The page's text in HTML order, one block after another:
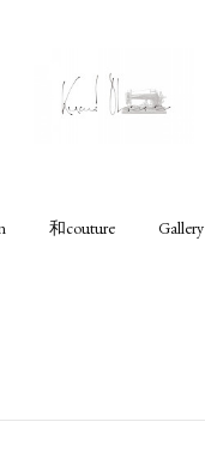
和couture Gallery